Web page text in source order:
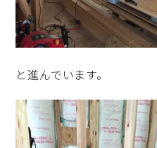
と進んでいます。